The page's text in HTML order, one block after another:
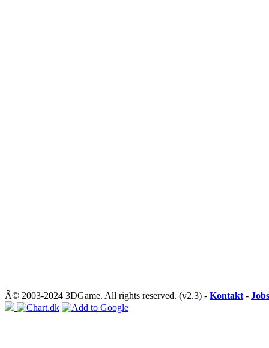
Â© 2003-2024 3DGame. All rights reserved. (v2.3) - Kontakt - Jobs